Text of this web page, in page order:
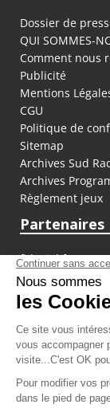
Dossier de
QUI SOMMES-
Comment nous
Publicité
Mentions
CGU
Politique de
Sitemap
Archives Sud
Archives
Règlement jeux
Partenaires
fiducial.fr
lyoncapitale.fr
olympique-et-